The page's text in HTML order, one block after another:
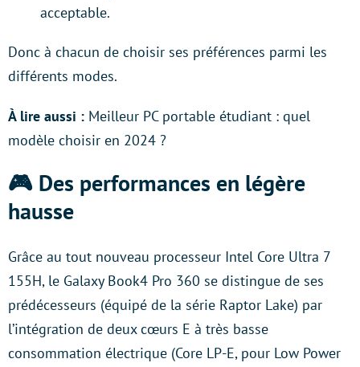
acceptable.
Donc à chacun de choisir ses préférences parmi les
différents modes.
À lire aussi : Meilleur PC portable étudiant : quel
modèle choisir en 2024 ?
🎮 Des performances en légère
hausse
Grâce au tout nouveau processeur Intel Core Ultra 7
155H, le Galaxy Book4 Pro 360 se distingue de ses
prédécesseurs (équipé de la série Raptor Lake) par
l’intégration de deux cœurs E à très basse
consommation électrique (Core LP-E, pour Low Power